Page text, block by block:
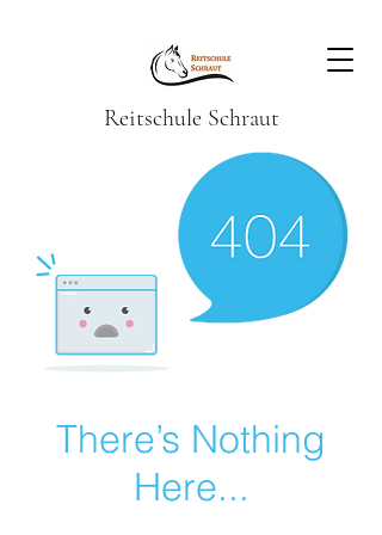
Reitschule Schraut
There’s Nothing
Here...